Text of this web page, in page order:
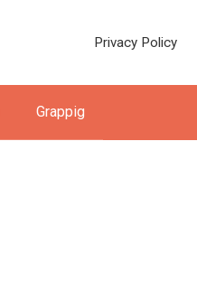
Privacy Policy
Grappig